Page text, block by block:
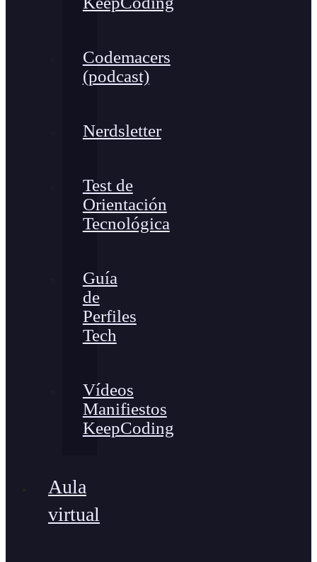
Codemacers
(podcast)
Nerdsletter
Test de
Orientación
Tecnológica
Guía
de
Perfiles
Tech
Vídeos
Manifiestos
KeepCoding
Aula
virtual